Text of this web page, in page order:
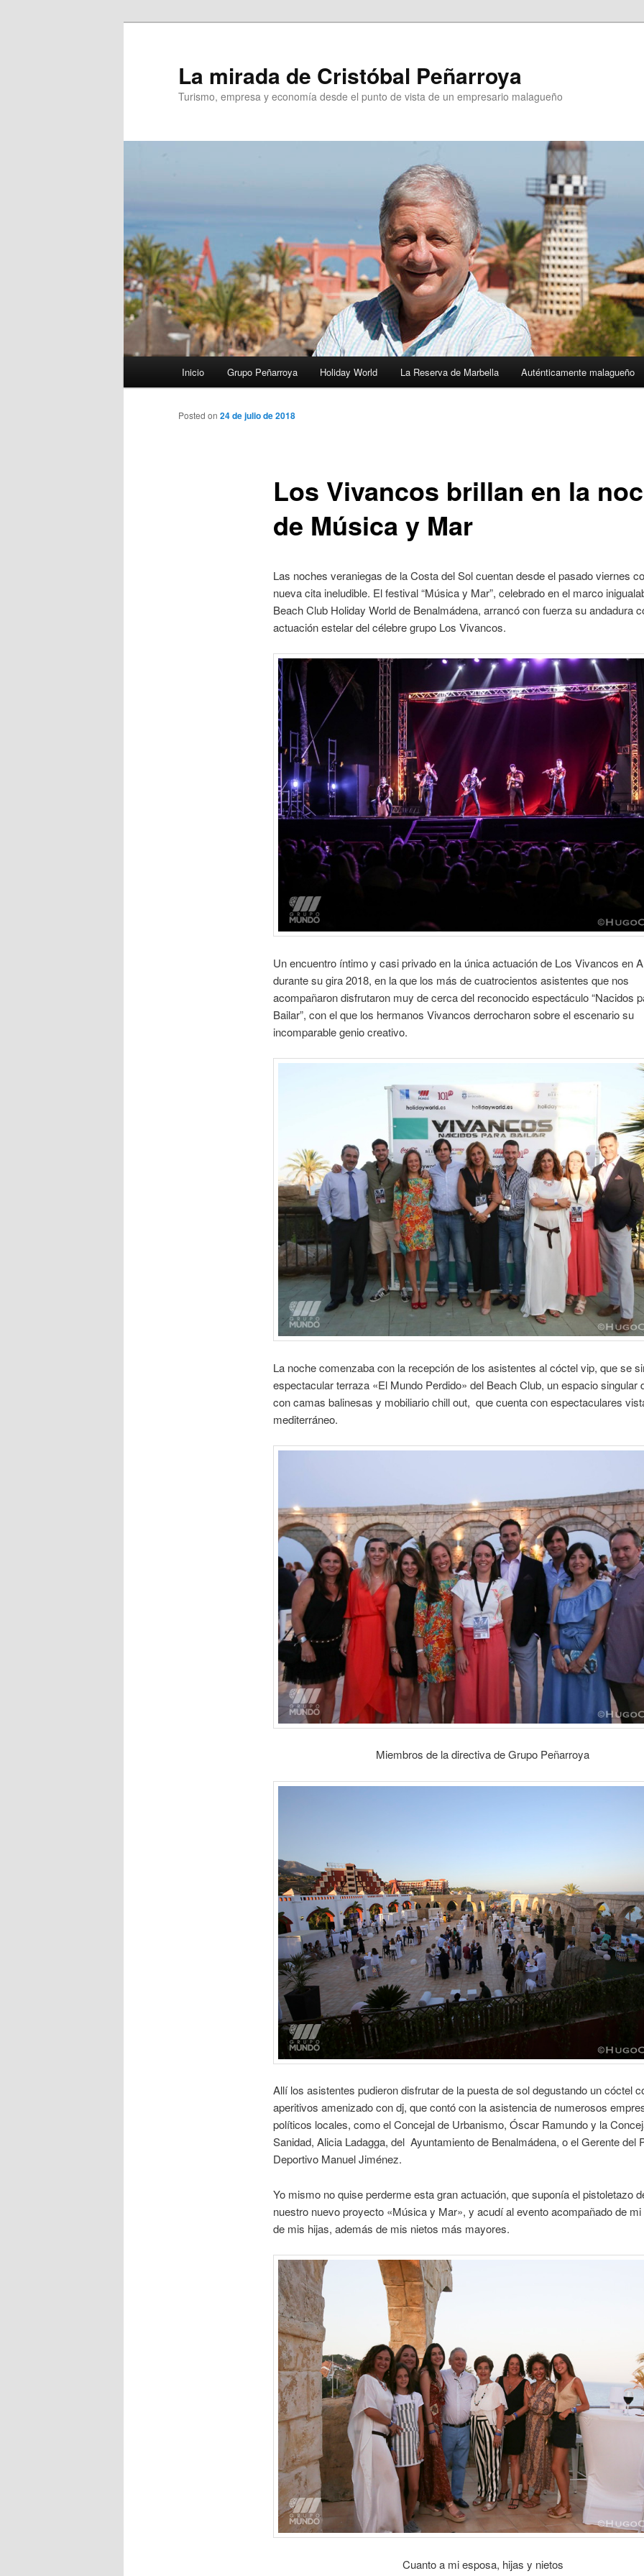
La mirada de Cristóbal Peñarroya
Turismo, empresa y economía desde el punto de vista de un empresario malagueño
Inicio Grupo Peñarroya Holiday World La Reserva de Marbella Auténticamente malagueño
Los Vivancos brillan en la
de Música y Mar
Posted on 24 de julio de 2018
Las noches veraniegas de la Costa del Sol cuentan desde el pasado viernes
nueva cita ineludible. El festival “Música y Mar”, celebrado en el marco
Beach Club Holiday World de Benalmádena, arrancó con fuerza su andadura
actuación estelar del célebre grupo Los Vivancos.
Un encuentro íntimo y casi privado en la única actuación de Los Vivancos en
durante su gira 2018, en la que los más de cuatrocientos asistentes que nos
acompañaron disfrutaron muy de cerca del reconocido espectáculo “Nacidos
Bailar”, con el que los hermanos Vivancos derrocharon sobre el escenario su
incomparable genio creativo.
La noche comenzaba con la recepción de los asistentes al cóctel vip, que se
espectacular terraza «El Mundo Perdido» del Beach Club, un espacio singular
con camas balinesas y mobiliario chill out, que cuenta con espectaculares
mediterráneo.
Miembros de la directiva de Grupo Peñarroya
Allí los asistentes pudieron disfrutar de la puesta de sol degustando un cóctel
aperitivos amenizado con dj, que contó con la asistencia de numerosos
políticos locales, como el Concejal de Urbanismo, Óscar Ramundo y la
Sanidad, Alicia Ladagga, del Ayuntamiento de Benalmádena, o el Gerente del
Deportivo Manuel Jiménez.
Yo mismo no quise perderme esta gran actuación, que suponía el pistoletazo
nuestro nuevo proyecto «Música y Mar», y acudí al evento acompañado de
de mis hijas, además de mis nietos más mayores.
Cuanto a mi esposa, hijas y nietos